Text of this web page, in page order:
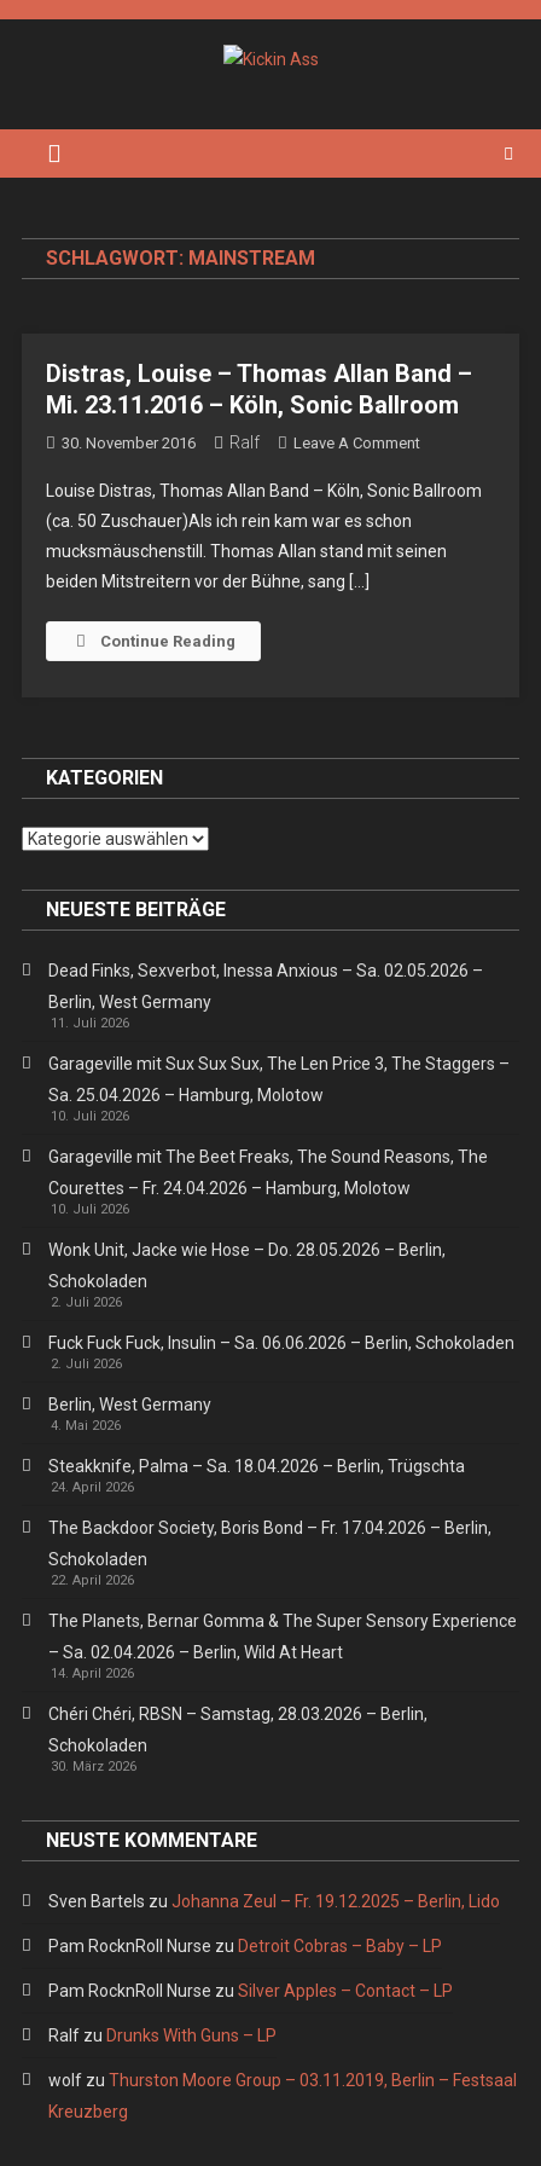
SCHLAGWORT: MAINSTREAM
Distras, Louise – Thomas Allan Band –
Mi. 23.11.2016 – Köln, Sonic Ballroom
30. November 2016 Ralf Leave A CommentOn
Louise
Thomas
Ballroom
Louise Distras, Thomas Allan Band – Köln, Sonic Ballroom
(ca. 50 Zuschauer)Als ich rein kam war es schon
mucksmäuschenstill. Thomas Allan stand mit seinen
beiden Mitstreitern vor der Bühne, sang […]
Continue Reading
KATEGORIEN
Kategorien
NEUESTE BEITRÄGE
Dead Finks, Sexverbot, Inessa Anxious – Sa. 02.05.2026 –
Berlin, West Germany
11. Juli 2026
Garageville mit Sux Sux Sux, The Len Price 3, The Staggers –
Sa. 25.04.2026 – Hamburg, Molotow
10. Juli 2026
Garageville mit The Beet Freaks, The Sound Reasons, The
Courettes – Fr. 24.04.2026 – Hamburg, Molotow
10. Juli 2026
Wonk Unit, Jacke wie Hose – Do. 28.05.2026 – Berlin,
Schokoladen
2. Juli 2026
Fuck Fuck Fuck, Insulin – Sa. 06.06.2026 – Berlin, Schokoladen
2. Juli 2026
Berlin, West Germany
4. Mai 2026
Steakknife, Palma – Sa. 18.04.2026 – Berlin, Trügschta
24. April 2026
The Backdoor Society, Boris Bond – Fr. 17.04.2026 – Berlin,
Schokoladen
22. April 2026
The Planets, Bernar Gomma & The Super Sensory Experience
– Sa. 02.04.2026 – Berlin, Wild At Heart
14. April 2026
Chéri Chéri, RBSN – Samstag, 28.03.2026 – Berlin,
Schokoladen
30. März 2026
NEUSTE KOMMENTARE
Sven Bartels zu Johanna Zeul – Fr. 19.12.2025 – Berlin, Lido
Pam RocknRoll Nurse zu Detroit Cobras – Baby – LP
Pam RocknRoll Nurse zu Silver Apples – Contact – LP
Ralfzu Drunks With Guns – LP
wolfzu Thurston Moore Group – 03.11.2019, Berlin – Festsaal
Kreuzberg